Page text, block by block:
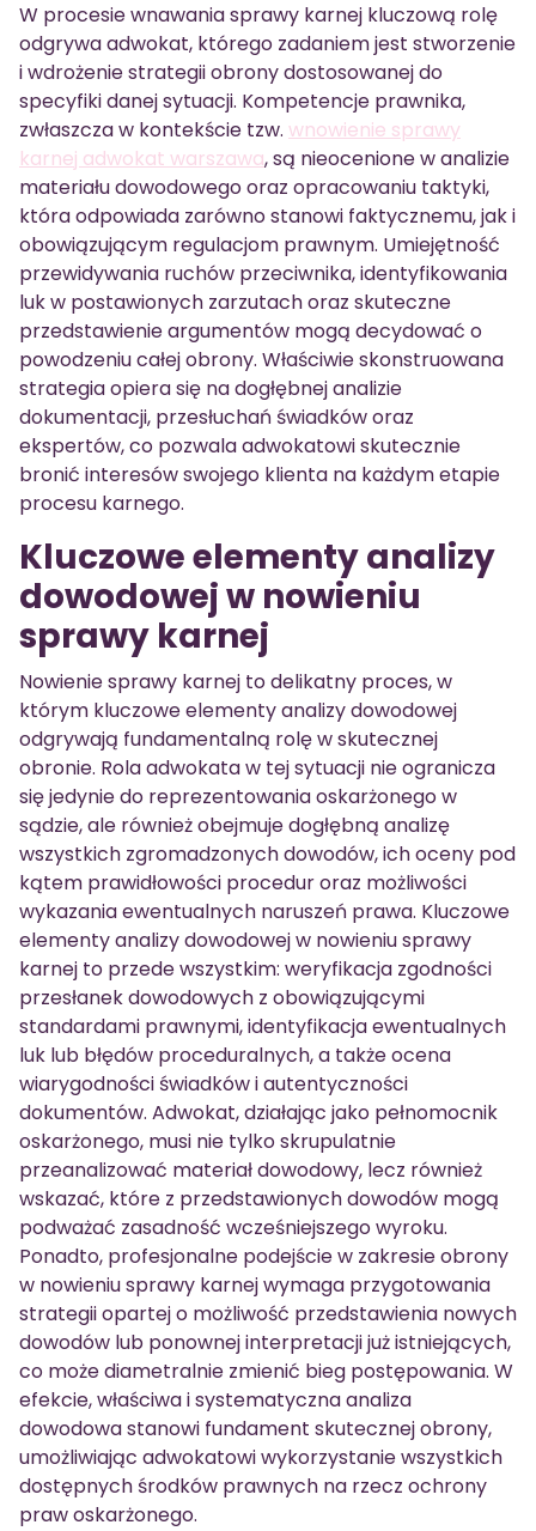
W procesie wnawania sprawy karnej kluczową rolę
odgrywa adwokat, którego zadaniem jest stworzenie
i wdrożenie strategii obrony dostosowanej do
specyfiki danej sytuacji. Kompetencje prawnika,
zwłaszcza w kontekście tzw. wnowienie sprawy
karnej adwokat warszawa, są nieocenione w analizie
materiału dowodowego oraz opracowaniu taktyki,
która odpowiada zarówno stanowi faktycznemu, jak i
obowiązującym regulacjom prawnym. Umiejętność
przewidywania ruchów przeciwnika, identyfikowania
luk w postawionych zarzutach oraz skuteczne
przedstawienie argumentów mogą decydować o
powodzeniu całej obrony. Właściwie skonstruowana
strategia opiera się na dogłębnej analizie
dokumentacji, przesłuchań świadków oraz
ekspertów, co pozwala adwokatowi skutecznie
bronić interesów swojego klienta na każdym etapie
procesu karnego.
Kluczowe elementy analizy
dowodowej w nowieniu
sprawy karnej
Nowienie sprawy karnej to delikatny proces, w
którym kluczowe elementy analizy dowodowej
odgrywają fundamentalną rolę w skutecznej
obronie. Rola adwokata w tej sytuacji nie ogranicza
się jedynie do reprezentowania oskarżonego w
sądzie, ale również obejmuje dogłębną analizę
wszystkich zgromadzonych dowodów, ich oceny pod
kątem prawidłowości procedur oraz możliwości
wykazania ewentualnych naruszeń prawa. Kluczowe
elementy analizy dowodowej w nowieniu sprawy
karnej to przede wszystkim: weryfikacja zgodności
przesłanek dowodowych z obowiązującymi
standardami prawnymi, identyfikacja ewentualnych
luk lub błędów proceduralnych, a także ocena
wiarygodności świadków i autentyczności
dokumentów. Adwokat, działając jako pełnomocnik
oskarżonego, musi nie tylko skrupulatnie
przeanalizować materiał dowodowy, lecz również
wskazać, które z przedstawionych dowodów mogą
podważać zasadność wcześniejszego wyroku.
Ponadto, profesjonalne podejście w zakresie obrony
w nowieniu sprawy karnej wymaga przygotowania
strategii opartej o możliwość przedstawienia nowych
dowodów lub ponownej interpretacji już istniejących,
co może diametralnie zmienić bieg postępowania. W
efekcie, właściwa i systematyczna analiza
dowodowa stanowi fundament skutecznej obrony,
umożliwiając adwokatowi wykorzystanie wszystkich
dostępnych środków prawnych na rzecz ochrony
praw oskarżonego.